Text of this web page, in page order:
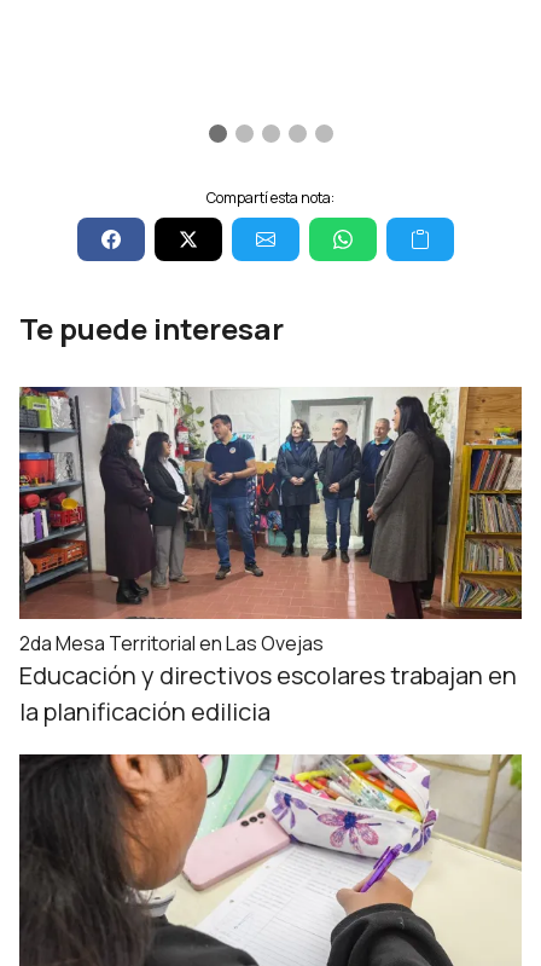
Compartí esta nota:
Te puede interesar
2da Mesa Territorial en Las Ovejas
Educación y directivos escolares trabajan en
la planificación edilicia